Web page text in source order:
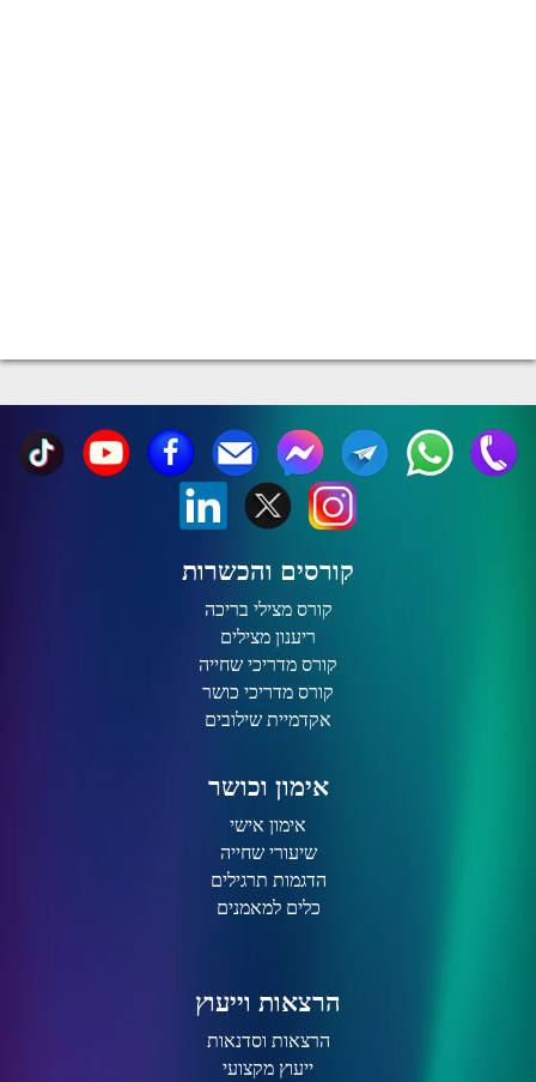
קורסים והכשרות
קורס מצילי בריכה
ריענון מצילים
קורס מדריכי שחייה
קורס מדריכי כושר
אקדמיית שילובים
אימון וכושר
אימון אישי
שיעורי שחייה
הדגמות תרגילים
כלים למאמנים
הרצאות וייעוץ
הרצאות וסדנאות
ייעוץ מקצועי